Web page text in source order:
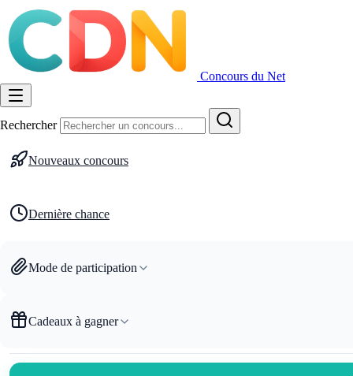
Concours du Net
Rechercher
Nouveaux concours
Dernière chance
Mode de participation
Cadeaux à gagner